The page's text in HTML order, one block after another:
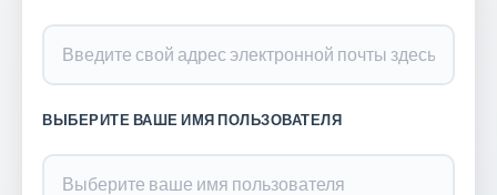
ВЫБЕРИТЕ ВАШЕ ИМЯ ПОЛЬЗОВАТЕЛЯ